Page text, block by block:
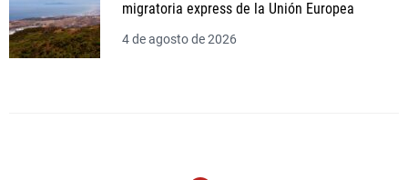
migratoria express de la Unión Europea
4 de agosto de 2026